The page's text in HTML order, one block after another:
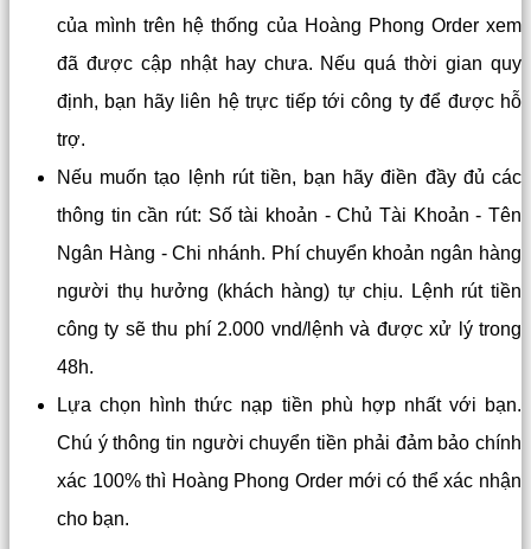
của mình trên hệ thống của Hoàng Phong Order xem
đã được cập nhật hay chưa. Nếu quá thời gian quy
định, bạn hãy liên hệ trực tiếp tới công ty để được hỗ
trợ.
Nếu muốn tạo lệnh rút tiền, bạn hãy điền đầy đủ các
thông tin cần rút: Số tài khoản - Chủ Tài Khoản - Tên
Ngân Hàng - Chi nhánh. Phí chuyển khoản ngân hàng
người thụ hưởng (khách hàng) tự chịu. Lệnh rút tiền
công ty sẽ thu phí 2.000 vnd/lệnh và được xử lý trong
48h.
Lựa chọn hình thức nạp tiền phù hợp nhất với bạn.
Chú ý thông tin người chuyển tiền phải đảm bảo chính
xác 100% thì Hoàng Phong Order mới có thể xác nhận
cho bạn.